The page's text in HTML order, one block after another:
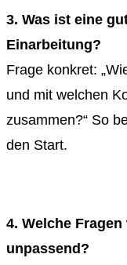
3. Was ist eine
Einarbeitung?
Frage konkret:
und mit welchen
zusammen?“ So
den Start.
4. Welche
unpassend?